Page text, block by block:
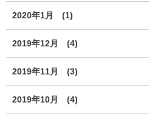
2020年1月 (1)
2019年12月 (4)
2019年11月 (3)
2019年10月 (4)